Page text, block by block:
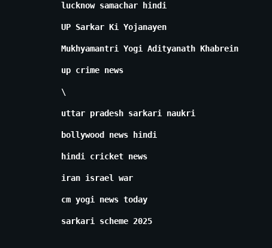
lucknow samachar hindi
UP Sarkar Ki Yojanayen
Mukhyamantri Yogi Adityanath Khabrein
up crime news
\
uttar pradesh sarkari naukri
bollywood news hindi
hindi cricket news
iran israel war
cm yogi news today
sarkari scheme 2025